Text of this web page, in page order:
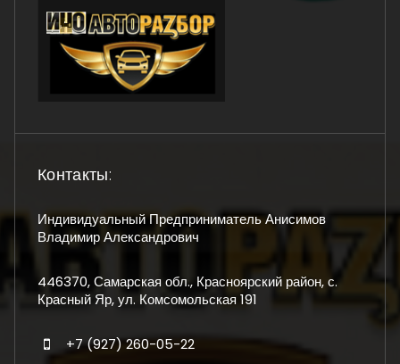
Контакты:
Индивидуальный Предприниматель Анисимов
Владимир Александрович
446370, Самарская обл., Красноярский район, с.
Красный Яр, ул. Комсомольская 191
+7 (927) 260-05-22